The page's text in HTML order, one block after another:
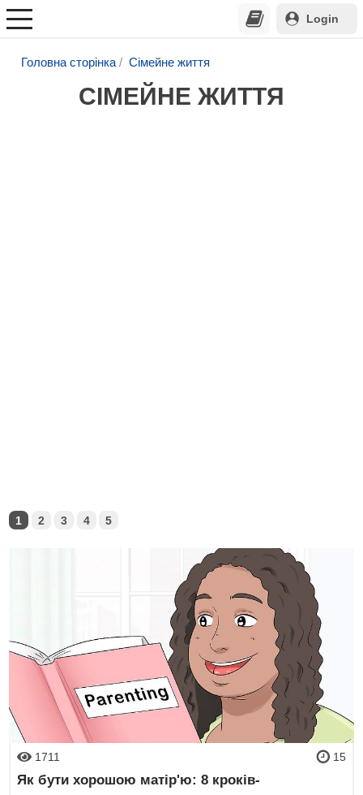
Login
Головна сторінка Сімейне життя
СІМЕЙНЕ ЖИТТЯ
1 2 3 4 5
1711 15
Як бути хорошою матір'ю: 8 кроків-